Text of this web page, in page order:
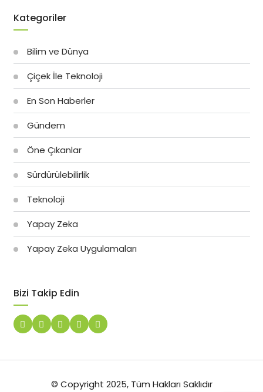
Kategoriler
Bilim ve Dünya
Çiçek İle Teknoloji
En Son Haberler
Gündem
Öne Çıkanlar
Sürdürülebilirlik
Teknoloji
Yapay Zeka
Yapay Zeka Uygulamaları
Bizi Takip Edin
© Copyright 2025, Tüm Hakları Saklıdır